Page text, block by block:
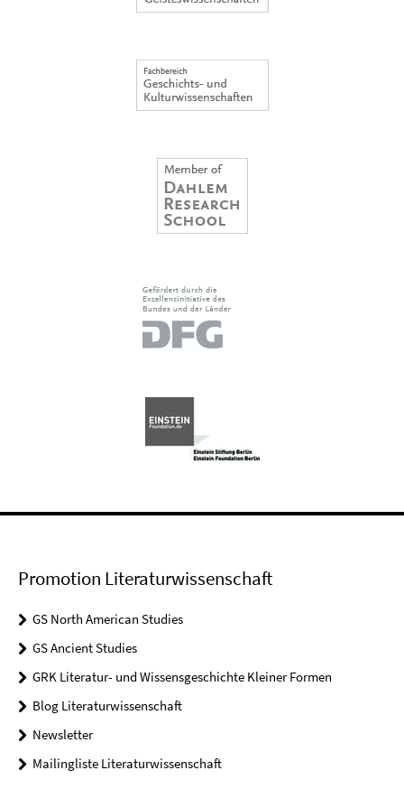
Promotion Literaturwissenschaft
GS North American Studies
GS Ancient Studies
GRK Literatur- und Wissensgeschichte Kleiner Formen
Blog Literaturwissenschaft
Newsletter
Mailingliste Literaturwissenschaft